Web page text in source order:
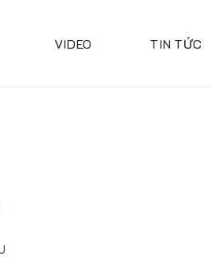
VIDEO TIN TỨC